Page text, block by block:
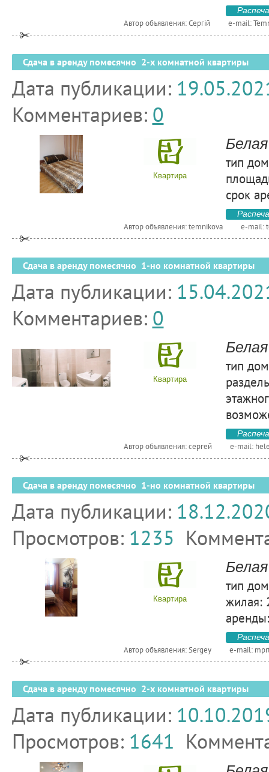
Автор объявления: Сергій e-mail:
Сдача в аренду помесячно 2-х комнатной квартиры
Дата публикации:
Комментариев: 0
Квартира
тип
срок
Автор объявления: temnikova e-mail:
Сдача в аренду помесячно 1-но комнатной квартиры
Дата публикации:
Комментариев: 0
Квартира
тип
Автор объявления: сергей e-mail:
Сдача в аренду помесячно 1-но комнатной квартиры
Дата публикации:
Просмотров: 1235
Квартира
тип
жилая:
Автор объявления: Sergey e-mail:
Сдача в аренду помесячно 2-х комнатной квартиры
Дата публикации:
Просмотров: 1641